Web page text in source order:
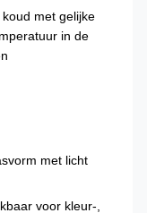
met gelijke
in de
met licht
voor kleur-,